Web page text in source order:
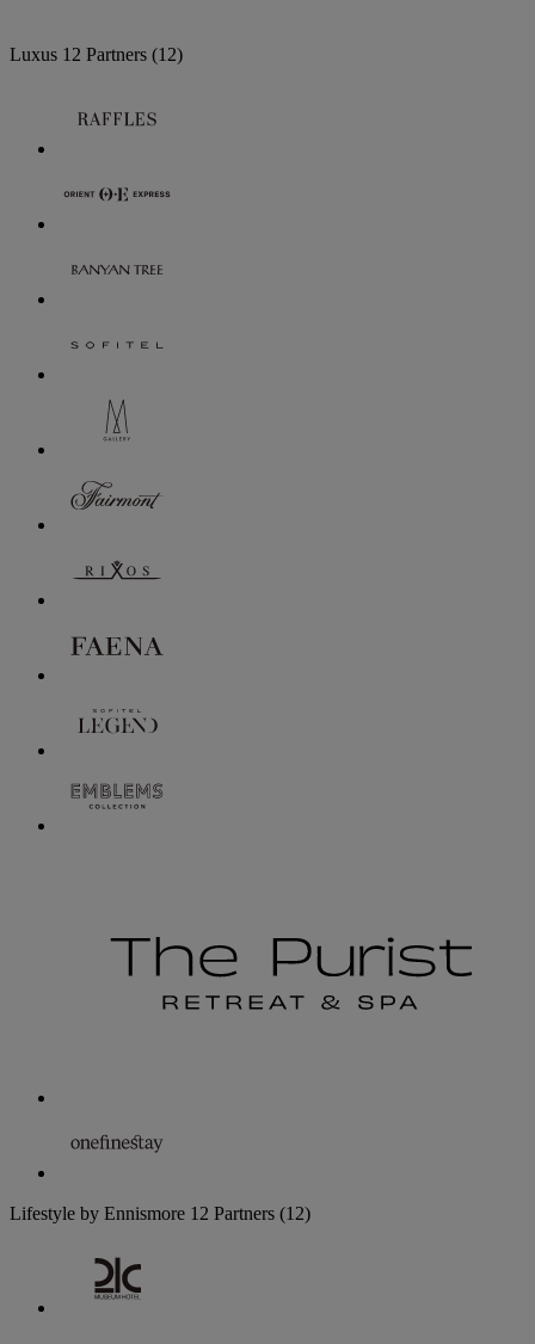
Luxus 12 Partners (12)
Lifestyle by Ennismore 12 Partners (12)